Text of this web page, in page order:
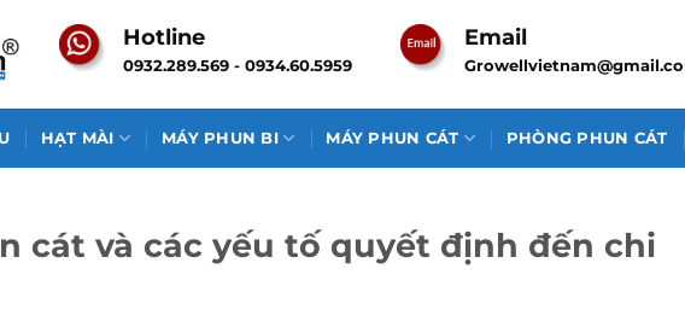
Hotline
0932.289.569 - 0934.60.5959
Email
HẠT MÀI MÁY PHUN BI MÁY PHUN CÁT PHÒNG PHUN CÁT
cát và các yếu tố quyết định đến chi